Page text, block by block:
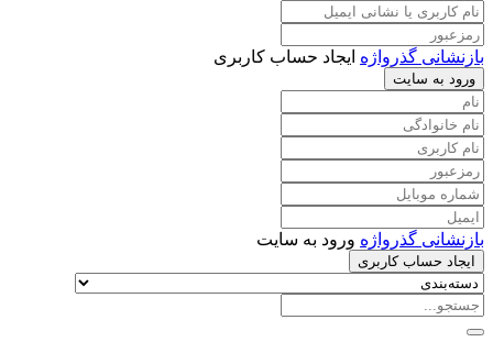
بازنشانی گذرواژه ایجاد حساب کاربری
ورود به سایت
بازنشانی گذرواژه ورود به سایت
ایجاد حساب کاربری